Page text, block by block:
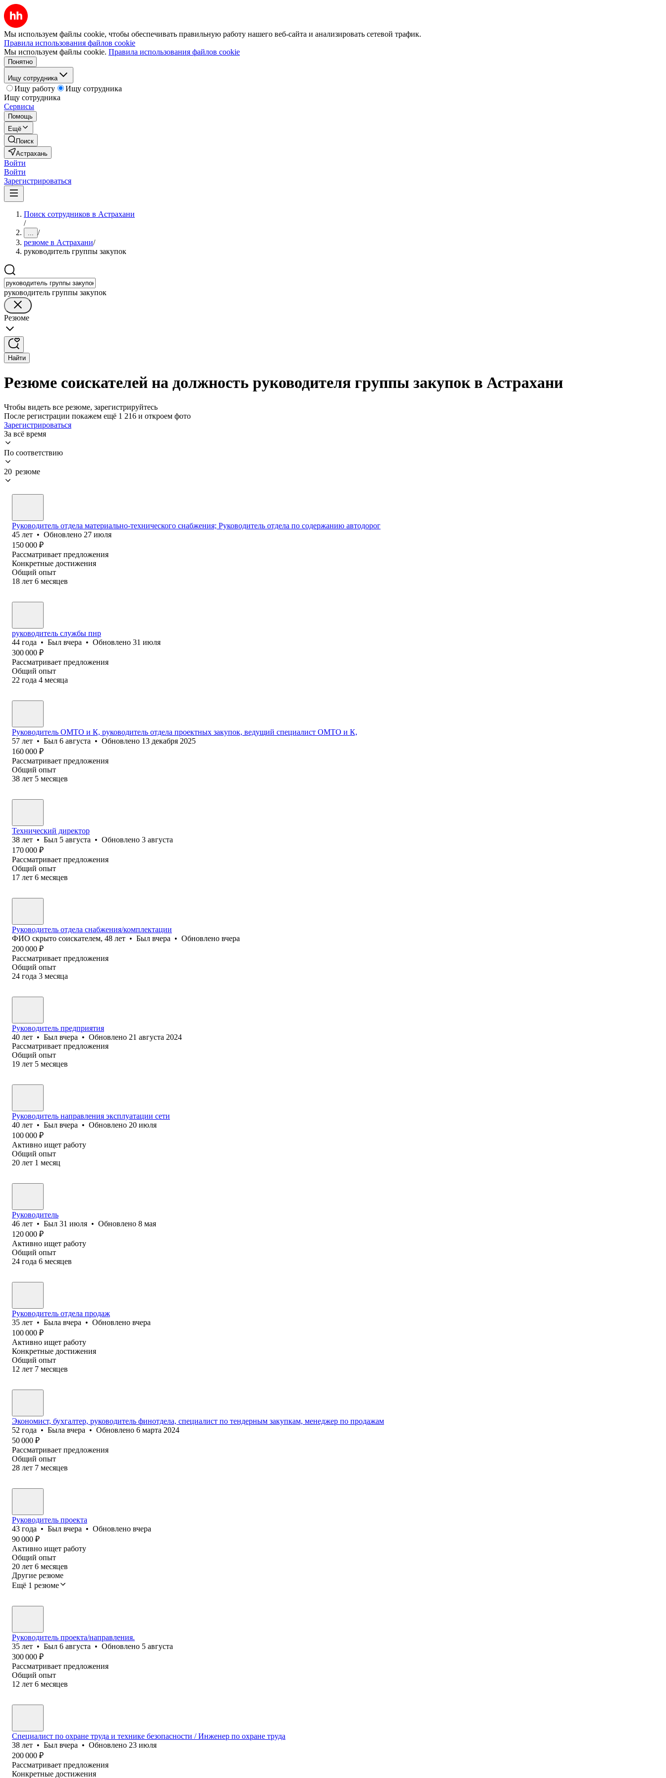
Мы используем файлы cookie, чтобы обеспечивать правильную работу нашего веб-сайта и анализировать сетевой трафик.
Правила использования файлов cookie
Мы используем файлы cookie. Правила использования файлов cookie
Понятно
Ищу сотрудника
Ищу работу
Ищу сотрудника
Ищу сотрудника
Сервисы
Помощь
Ещё
Поиск
Астрахань
Войти
Войти
Зарегистрироваться
Поиск сотрудников в Астрахани
/
... /
резюме в Астрахани/
руководитель группы закупок
руководитель группы закупок
Резюме
Найти
Резюме соискателей на должность руководителя группы закупок в Астрахани
Чтобы видеть все резюме, зарегистрируйтесь
После регистрации покажем ещё 1 216 и откроем фото
Зарегистрироваться
За всё время
По соответствию
20 резюме
Руководитель отдела материально-технического снабжения; Руководитель отдела по содержанию автодорог
45 лет • Обновлено 27 июля
150 000 ₽
Рассматривает предложения
Конкретные достижения
Общий опыт
18 лет 6 месяцев
руководитель службы пнр
44 года • Был вчера • Обновлено 31 июля
300 000 ₽
Рассматривает предложения
Общий опыт
22 года 4 месяца
Руководитель ОМТО и К, руководитель отдела проектных закупок, ведущий специалист ОМТО и К,
57 лет • Был 6 августа • Обновлено 13 декабря 2025
160 000 ₽
Рассматривает предложения
Общий опыт
38 лет 5 месяцев
Технический директор
38 лет • Был 5 августа • Обновлено 3 августа
170 000 ₽
Рассматривает предложения
Общий опыт
17 лет 6 месяцев
Руководитель отдела снабжения/комплектации
ФИО скрыто соискателем, 48 лет • Был вчера • Обновлено вчера
200 000 ₽
Рассматривает предложения
Общий опыт
24 года 3 месяца
Руководитель предприятия
40 лет • Был вчера • Обновлено 21 августа 2024
Рассматривает предложения
Общий опыт
19 лет 5 месяцев
Руководитель направления эксплуатации сети
40 лет • Был вчера • Обновлено 20 июля
100 000 ₽
Активно ищет работу
Общий опыт
20 лет 1 месяц
Руководитель
46 лет • Был 31 июля • Обновлено 8 мая
120 000 ₽
Активно ищет работу
Общий опыт
24 года 6 месяцев
Руководитель отдела продаж
35 лет • Была вчера • Обновлено вчера
100 000 ₽
Активно ищет работу
Конкретные достижения
Общий опыт
12 лет 7 месяцев
Экономист, бухгалтер, руководитель финотдела, специалист по тендерным закупкам, менеджер по продажам
52 года • Была вчера • Обновлено 6 марта 2024
50 000 ₽
Рассматривает предложения
Общий опыт
28 лет 7 месяцев
Руководитель проекта
43 года • Был вчера • Обновлено вчера
90 000 ₽
Активно ищет работу
Общий опыт
20 лет 6 месяцев
Другие резюме
Ещё 1 резюме
Руководитель проекта/направления.
35 лет • Был 6 августа • Обновлено 5 августа
300 000 ₽
Рассматривает предложения
Общий опыт
12 лет 6 месяцев
Специалист по охране труда и технике безопасности / Инженер по охране труда
38 лет • Был вчера • Обновлено 23 июля
200 000 ₽
Рассматривает предложения
Конкретные достижения